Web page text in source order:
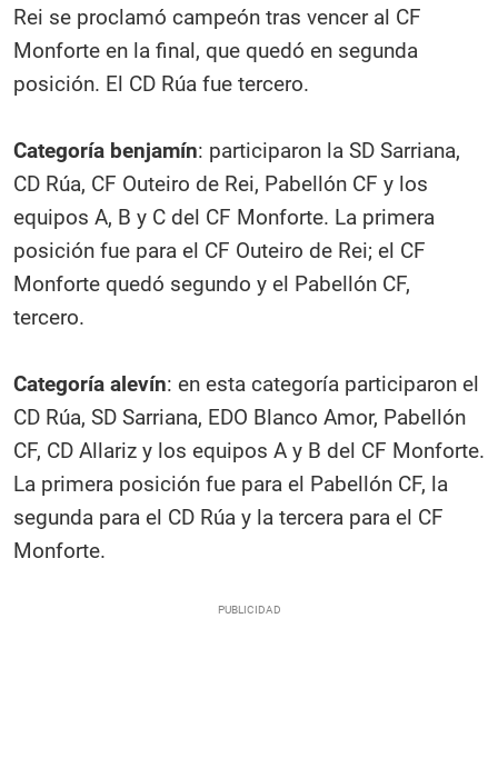
Rei se proclamó campeón tras vencer al CF
Monforte en la final, que quedó en segunda
posición. El CD Rúa fue tercero.
Categoría benjamín: participaron la SD Sarriana,
CD Rúa, CF Outeiro de Rei, Pabellón CF y los
equipos A, B y C del CF Monforte. La primera
posición fue para el CF Outeiro de Rei; el CF
Monforte quedó segundo y el Pabellón CF,
tercero.
Categoría alevín: en esta categoría participaron el
CD Rúa, SD Sarriana, EDO Blanco Amor, Pabellón
CF, CD Allariz y los equipos A y B del CF Monforte.
La primera posición fue para el Pabellón CF, la
segunda para el CD Rúa y la tercera para el CF
Monforte.